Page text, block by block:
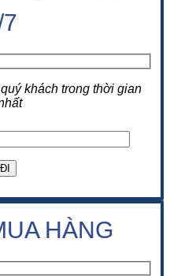
khách trong thời gian
HÀNG